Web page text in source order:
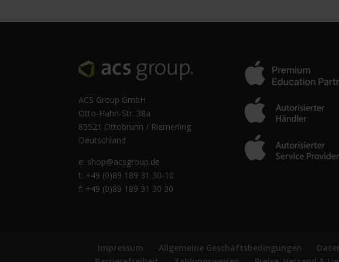
ACS Group GmbH
Otto-Hahn-Str. 38a
85521 Ottobrunn / Riemerling
Deutschland
e: shop@acsgroup.de
t: +49 (0)89 189 31 30-10
f: +49 (0)89 189 31 30 30
Impressum Allgemeine Geschäftsbedingungen